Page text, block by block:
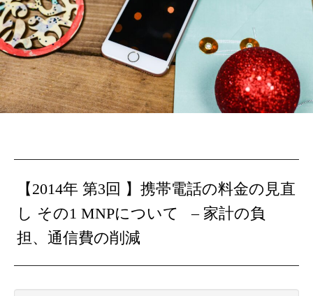
【2014年 第3回 】携帯電話の料金の見直
し その1 MNPについて – 家計の負
担、通信費の削減